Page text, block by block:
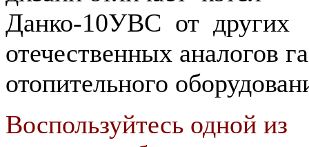
Данко-10УВС от других
отечественных аналогов
отопительного
Воспользуйтесь одной из